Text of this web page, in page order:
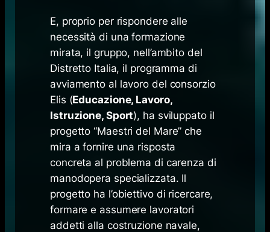
E, proprio per rispondere alle
necessità di una formazione
mirata, il gruppo, nell’ambito del
Distretto Italia, il programma di
avviamento al lavoro del consorzio
Elis (Educazione, Lavoro,
Istruzione, Sport), ha sviluppato il
progetto “Maestri del Mare” che
mira a fornire una risposta
concreta al problema di carenza di
manodopera specializzata. Il
progetto ha l’obiettivo di ricercare,
formare e assumere lavoratori
addetti alla costruzione navale,